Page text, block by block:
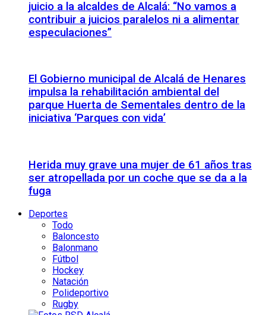
juicio a la alcaldes de Alcalá: “No vamos a
contribuir a juicios paralelos ni a alimentar
especulaciones”
El Gobierno municipal de Alcalá de Henares
impulsa la rehabilitación ambiental del
parque Huerta de Sementales dentro de la
iniciativa ‘Parques con vida’
Herida muy grave una mujer de 61 años tras
ser atropellada por un coche que se da a la
fuga
Deportes
Todo
Baloncesto
Balonmano
Fútbol
Hockey
Natación
Polideportivo
Rugby